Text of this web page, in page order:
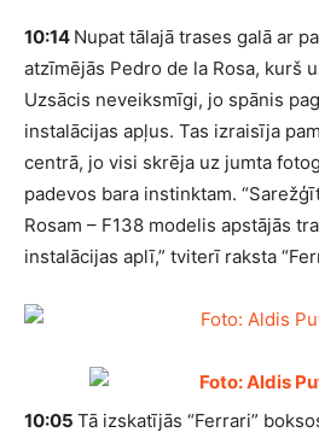
10:14 Nupat tālajā trases galā ar
atzīmējās Pedro de la Rosa, kurš
Uzsācis neveiksmīgi, jo spānis
instalācijas apļus. Tas izraisīja
centrā, jo visi skrēja uz jumta
padevos bara instinktam.
Rosam – F138 modelis apstājās
instalācijas aplī,” tviterī raksta
10:05 Tā izskatījās “Ferrari”